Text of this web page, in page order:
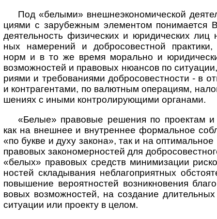
Под «белыми» внешнеэкономической
ци­ями с зару­беж­ным эле­мен­том пони­ма­ется
дея­тель­ность физи­чес­ких и юри­ди­чес­ких
ных на­ме­ре­ний и доб­ро­со­вест­ной
норм и в то же вре­мя мо­раль­но и
воз­мож­нос­тей и пра­во­вых ню­ан­сов по
ри­ями и тре­бо­ва­ни­ями доб­ро­со­ве­ст­но­сти - в
и контр­аген­тами, по валют­ным опе­ра­циям,
ше­ниях с иными конт­ро­ли­рую­щими органами.
«Белые» правовые решения по проектам
как на внеш­нее и внут­рен­нее фор­ма­ль­ное
«по букве и духу зако­на», так и на
пра­во­вых зако­но­мер­нос­тей для
«белых» пра­во­вых средств мини­ми­за­ции
нос­тей скла­ды­ва­ния небла­го­при­ят­ных
повы­ше­ние веро­ят­нос­тей воз­ник­но­ве­ния
во­вых воз­мож­нос­тей, на созда­ние
ситу­а­ции или про­екту в целом.